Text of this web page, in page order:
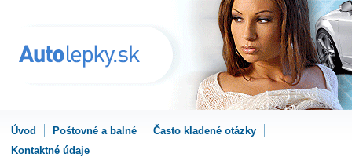
Úvod Poštovné a balné
Často kladené otázky
Kontaktné údaje